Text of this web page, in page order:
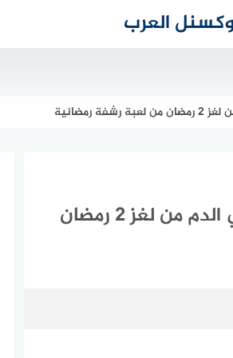
العرب
اجابة لغز هو مرض انخفاض نسبة الهيموجلوبين في الدم من لغز 2 رمضان